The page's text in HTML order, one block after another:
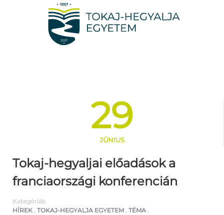
29
JÚNIUS
Tokaj-hegyaljai előadások a
franciaországi konferencián
Kategóriák
HÍREK , TOKAJ-HEGYALJA EGYETEM , TÉMA ,